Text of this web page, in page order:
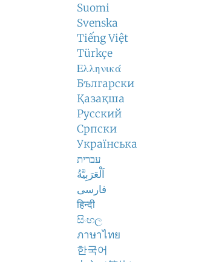
Suomi
Svenska
Tiếng Việt
Türkçe
Ελληνικά
Български
Қазақша
Русский
Српски
Українська
עברית
اَلْعَرَبِيَّةُ
فارسی
हिन्दी
සිංහල
ภาษาไทย
한국어